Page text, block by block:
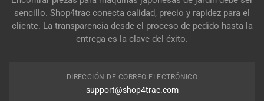
sencillo. Shop4trac conecta calidad, precio y rapidez para el
cliente. La transparencia desde el proceso de pedido hasta la
entrega es la clave del éxito.
DIRECCIÓN DE CORREO ELECTRÓNICO
support@shop4trac.com